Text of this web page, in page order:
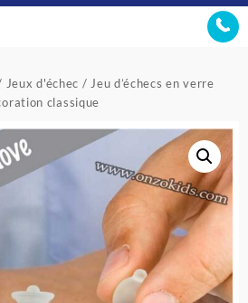
Jeux d'échec / Jeu d’échecs en verre
classique